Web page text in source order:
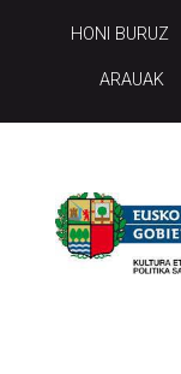
HONI BURUZ
ARAUAK